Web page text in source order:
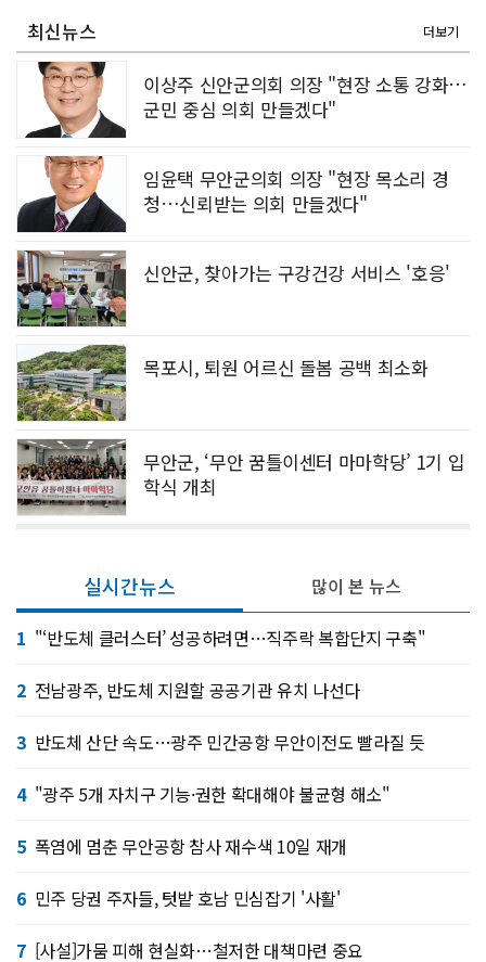
최신뉴스 더보기
이상주 신안군의회 의장 "현장 소통 강화…
군민 중심 의회 만들겠다"
임윤택 무안군의회 의장 "현장 목소리 경
청…신뢰받는 의회 만들겠다"
신안군, 찾아가는 구강건강 서비스 '호응'
목포시, 퇴원 어르신 돌봄 공백 최소화
무안군, ‘무안 꿈틀이센터 마마학당’ 1기 입
학식 개최
실시간뉴스
1 "‘반도체 클러스터’ 성공하려면…직주락 복합단지 구축"
2 전남광주, 반도체 지원할 공공기관 유치 나선다
3 반도체 산단 속도…광주 민간공항 무안이전도 빨라질 듯
4 "광주 5개 자치구 기능·권한 확대해야 불균형 해소"
5 폭염에 멈춘 무안공항 참사 재수색 10일 재개
6 민주 당권 주자들, 텃밭 호남 민심잡기 '사활'
7 [사설]가뭄 피해 현실화…철저한 대책마련 중요
많이 본 뉴스